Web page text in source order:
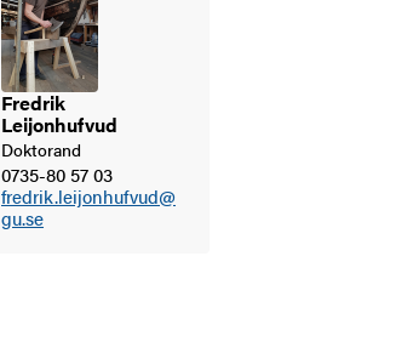
Fredrik
Leijonhufvud
Doktorand
0735-80 57 03
fredrik.leijonhufvud@
gu.se